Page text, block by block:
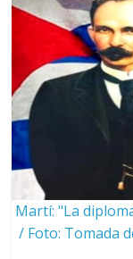
Martí: "La
/ Foto: Tomada